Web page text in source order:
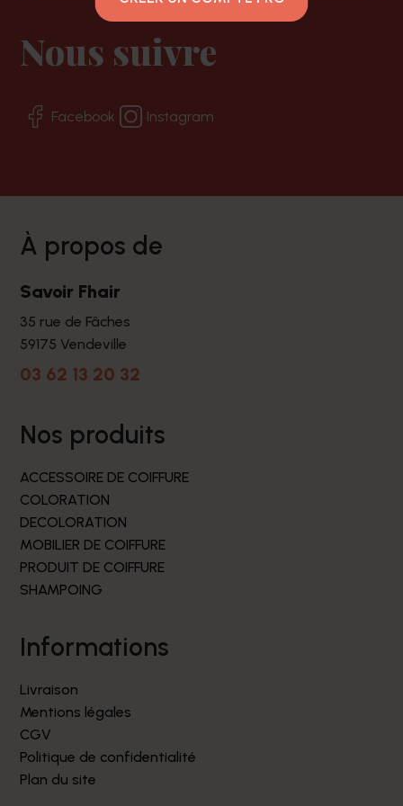
Nous suivre
Facebook Instagram
à propos de
Savoir Fhair
35 rue de Fâches
59175 Vendeville
03 62 13 20 32
nos produits
ACCESSOIRE DE COIFFURE
COLORATION
DECOLORATION
MOBILIER DE COIFFURE
PRODUIT DE COIFFURE
SHAMPOING
informations
Livraison
Mentions légales
CGV
Politique de confidentialité
Plan du site